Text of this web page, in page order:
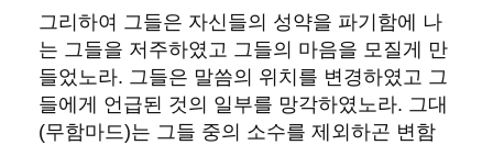
그리하여 그들은 자신들의 성약을 파기함에 나
는 그들을 저주하였고 그들의 마음을 모질게 만
들었노라. 그들은 말씀의 위치를 변경하였고 그
들에게 언급된 것의 일부를 망각하였노라. 그대
(무함마드)는 그들 중의 소수를 제외하곤 변함